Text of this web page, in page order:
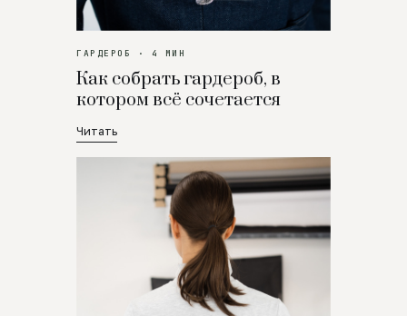
ГАРДЕРОБ · 4 МИН
Как собрать гардероб, в
котором всё сочетается
Читать